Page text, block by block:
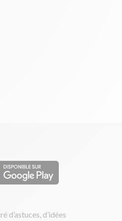
d’astuces, d’idées